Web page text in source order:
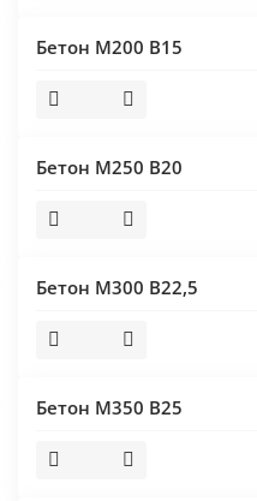
Бетон М200 В15
Бетон М250 В20
Бетон М300 В22,5
Бетон М350 В25